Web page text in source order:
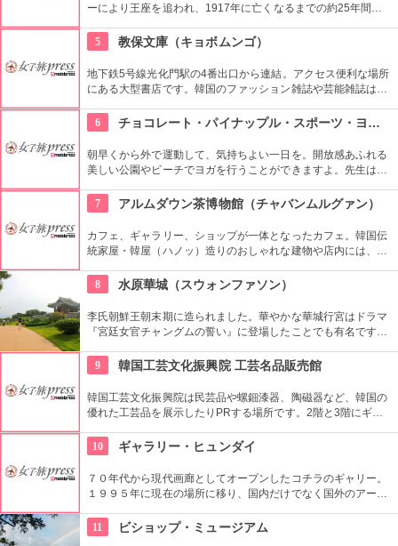
ーにより王座を追われ、1917年に亡くなるまでの約25年間、
に才能のあった女性。ピアノやギターの展示品も見ることがで
きます。
5 教保文庫（キョボムンゴ）
地下鉄5号線光化門駅の4番出口から連結。アクセス便利な場所
にある大型書店です。韓国のファッション雑誌や芸能雑誌はも
に韓国語を学びたい人もここに寄ってみては。
6 チョコレート・パイナップル・スポーツ・ヨガ・スタジオ
朝早くから外で運動して、気持ちよい一日を。開放感あふれる
美しい公園やビーチでヨガを行うことができますよ。先生は日
芝生エリアで無料のヨガレッスンも行っているので、初心者は
コチラもぜひ。
7 アルムダウン茶博物館（チャバンムルグァン）
カフェ、ギャラリー、ショップが一体となったカフェ。韓国伝
統家屋・韓屋（ハノッ）造りのおしゃれな建物や店内には、ま
び、優雅な気分でお茶を味わえます。ギャラリーは入場無料な
ので、カフェでお茶を飲まない人も観覧できます。
8 水原華城（スウォンファソン）
李氏朝鮮王朝末期に造られました。華やかな華城行宮はドラマ
『宮廷女官チャングムの誓い』に登場したことでも有名です。
らいかけて歩いて回ることもできますが、専用の列車で回るこ
ともできます。
9 韓国工芸文化振興院 工芸名品販売館
韓国工芸文化振興院は民芸品や螺鈿漆器、陶磁器など、韓国の
優れた工芸品を展示したりPRする場所です。2階と3階にギャ
す。美しく、かつ実用性のある商品が売られています。
10 ギャラリー・ヒュンダイ
７０年代から現代画廊としてオープンしたコチラのギャリー。
１９９５年に現在の場所に移り、国内だけでなく国外のアーテ
示できるスペースを設け、モダン美術の流れを感じる事が出来
る、国内最高のギャラリーとしての評価も。
11 ビショップ・ミュージアム